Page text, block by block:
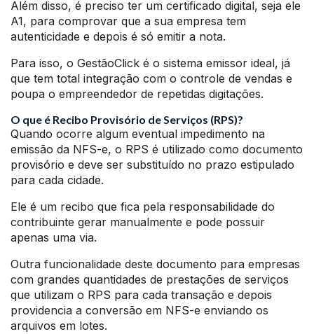
Além disso, é preciso ter um certificado digital, seja ele
A1, para comprovar que a sua empresa tem
autenticidade e depois é só emitir a nota.
Para isso, o GestãoClick é o sistema emissor ideal, já
que tem total integração com o controle de vendas e
poupa o empreendedor de repetidas digitações.
O que é Recibo Provisório de Serviços (RPS)?
Quando ocorre algum eventual impedimento na
emissão da NFS-e, o RPS é utilizado como documento
provisório e deve ser substituído no prazo estipulado
para cada cidade.
Ele é um recibo que fica pela responsabilidade do
contribuinte gerar manualmente e pode possuir
apenas uma via.
Outra funcionalidade deste documento para empresas
com grandes quantidades de prestações de serviços
que utilizam o RPS para cada transação e depois
providencia a conversão em NFS-e enviando os
arquivos em lotes.